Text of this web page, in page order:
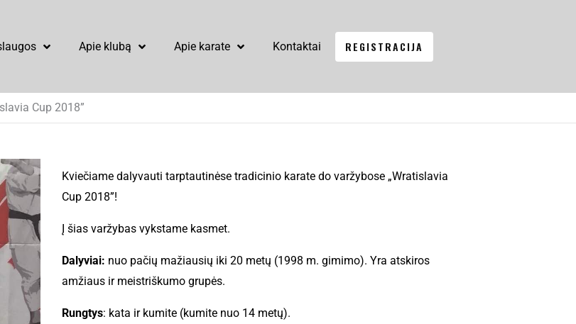
Apie klubą Apie karate Kontaktai REGISTRACIJA
Cup 2018”
Kviečiame dalyvauti tarptautinėse tradicinio karate do varžybose „Wratislavia
Cup 2018”!
Į šias varžybas vykstame kasmet.
Dalyviai: nuo pačių mažiausių iki 20 metų (1998 m. gimimo). Yra atskiros
amžiaus ir meistriškumo grupės.
Rungtys: kata ir kumite (kumite nuo 14 metų).